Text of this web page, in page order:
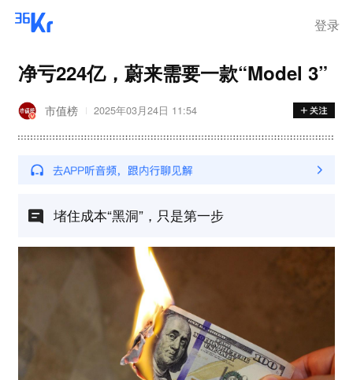
登录
净亏224亿，蔚来需要一款“Model 3”
市值榜 2025年03月24日 11:54
堵住成本“黑洞”，只是第一步